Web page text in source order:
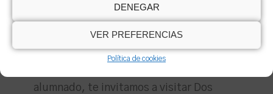
DENEGAR
VER PREFERENCIAS
Política de cookies
Si estás buscando una escuela
respetuosa, activa, en un entorno único
alumnado, te invitamos a visitar Dos